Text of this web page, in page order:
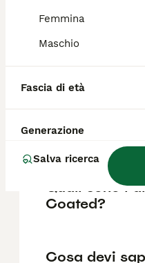
Femmina
Maschio
Fascia di età
Generazione
Salva ricerca
Quanto dura
Coated?
Quali sono i
Coated?
Cosa devi